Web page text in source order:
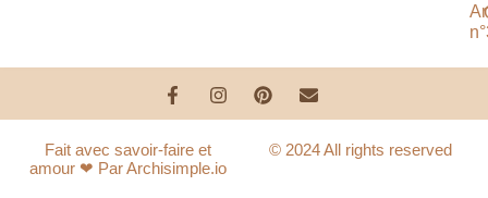
Fait avec savoir-faire et
amour ❤ Par Archisimple.io
© 2024 All rights reserved